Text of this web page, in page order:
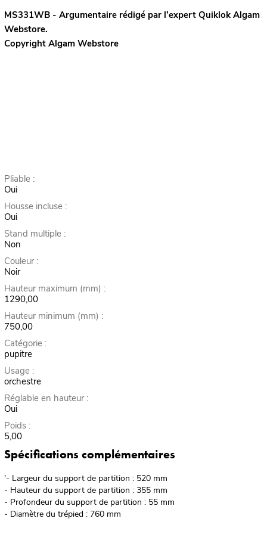
MS331WB - Argumentaire rédigé par l’expert QuiklokAlgam
Webstore.
Copyright Algam Webstore
Pliable :
Oui
Housse incluse :
Oui
Stand multiple :
Non
Couleur :
Noir
Hauteur maximum (mm) :
1290,00
Hauteur minimum (mm) :
750,00
Catégorie :
pupitre
Usage :
orchestre
Réglable en hauteur :
Oui
Poids :
5,00
Spécifications complémentaires
'- Largeur du support de partition : 520 mm
- Hauteur du support de partition : 355 mm
- Profondeur du support de partition : 55 mm
- Diamètre du trépied : 760 mm